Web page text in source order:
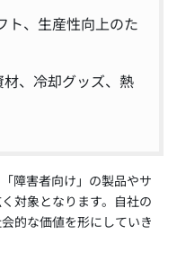
ト、生産性向上のた
材、冷却グッズ、熱
障害者向け」の製品やサ
対象となります。自社の
的な価値を形にしていき